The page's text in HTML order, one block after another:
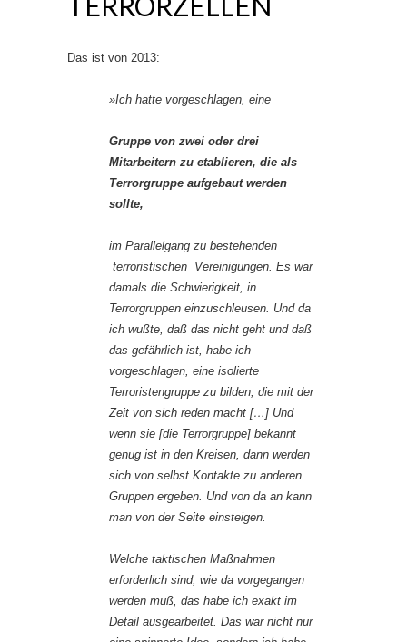
Das ist von 2013:
»Ich hatte vorgeschlagen, eine
Gruppe von zwei oder drei
Mitarbeitern zu etablieren, die als
Terrorgruppe aufgebaut werden
sollte,
im Parallelgang zu bestehenden
terroristischen Vereinigungen. Es war
damals die Schwierigkeit, in
Terrorgruppen einzuschleusen. Und da
ich wußte, daß das nicht geht und daß
das gefährlich ist, habe ich
vorgeschlagen, eine isolierte
Terroristengruppe zu bilden, die mit der
Zeit von sich reden macht […] Und
wenn sie [die Terrorgruppe] bekannt
genug ist in den Kreisen, dann werden
sich von selbst Kontakte zu anderen
Gruppen ergeben. Und von da an kann
man von der Seite einsteigen.
Welche taktischen Maßnahmen
erforderlich sind, wie da vorgegangen
werden muß, das habe ich exakt im
Detail ausgearbeitet. Das war nicht nur